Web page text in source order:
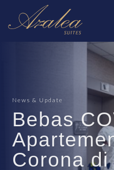
News & Update
Bebas
Corona